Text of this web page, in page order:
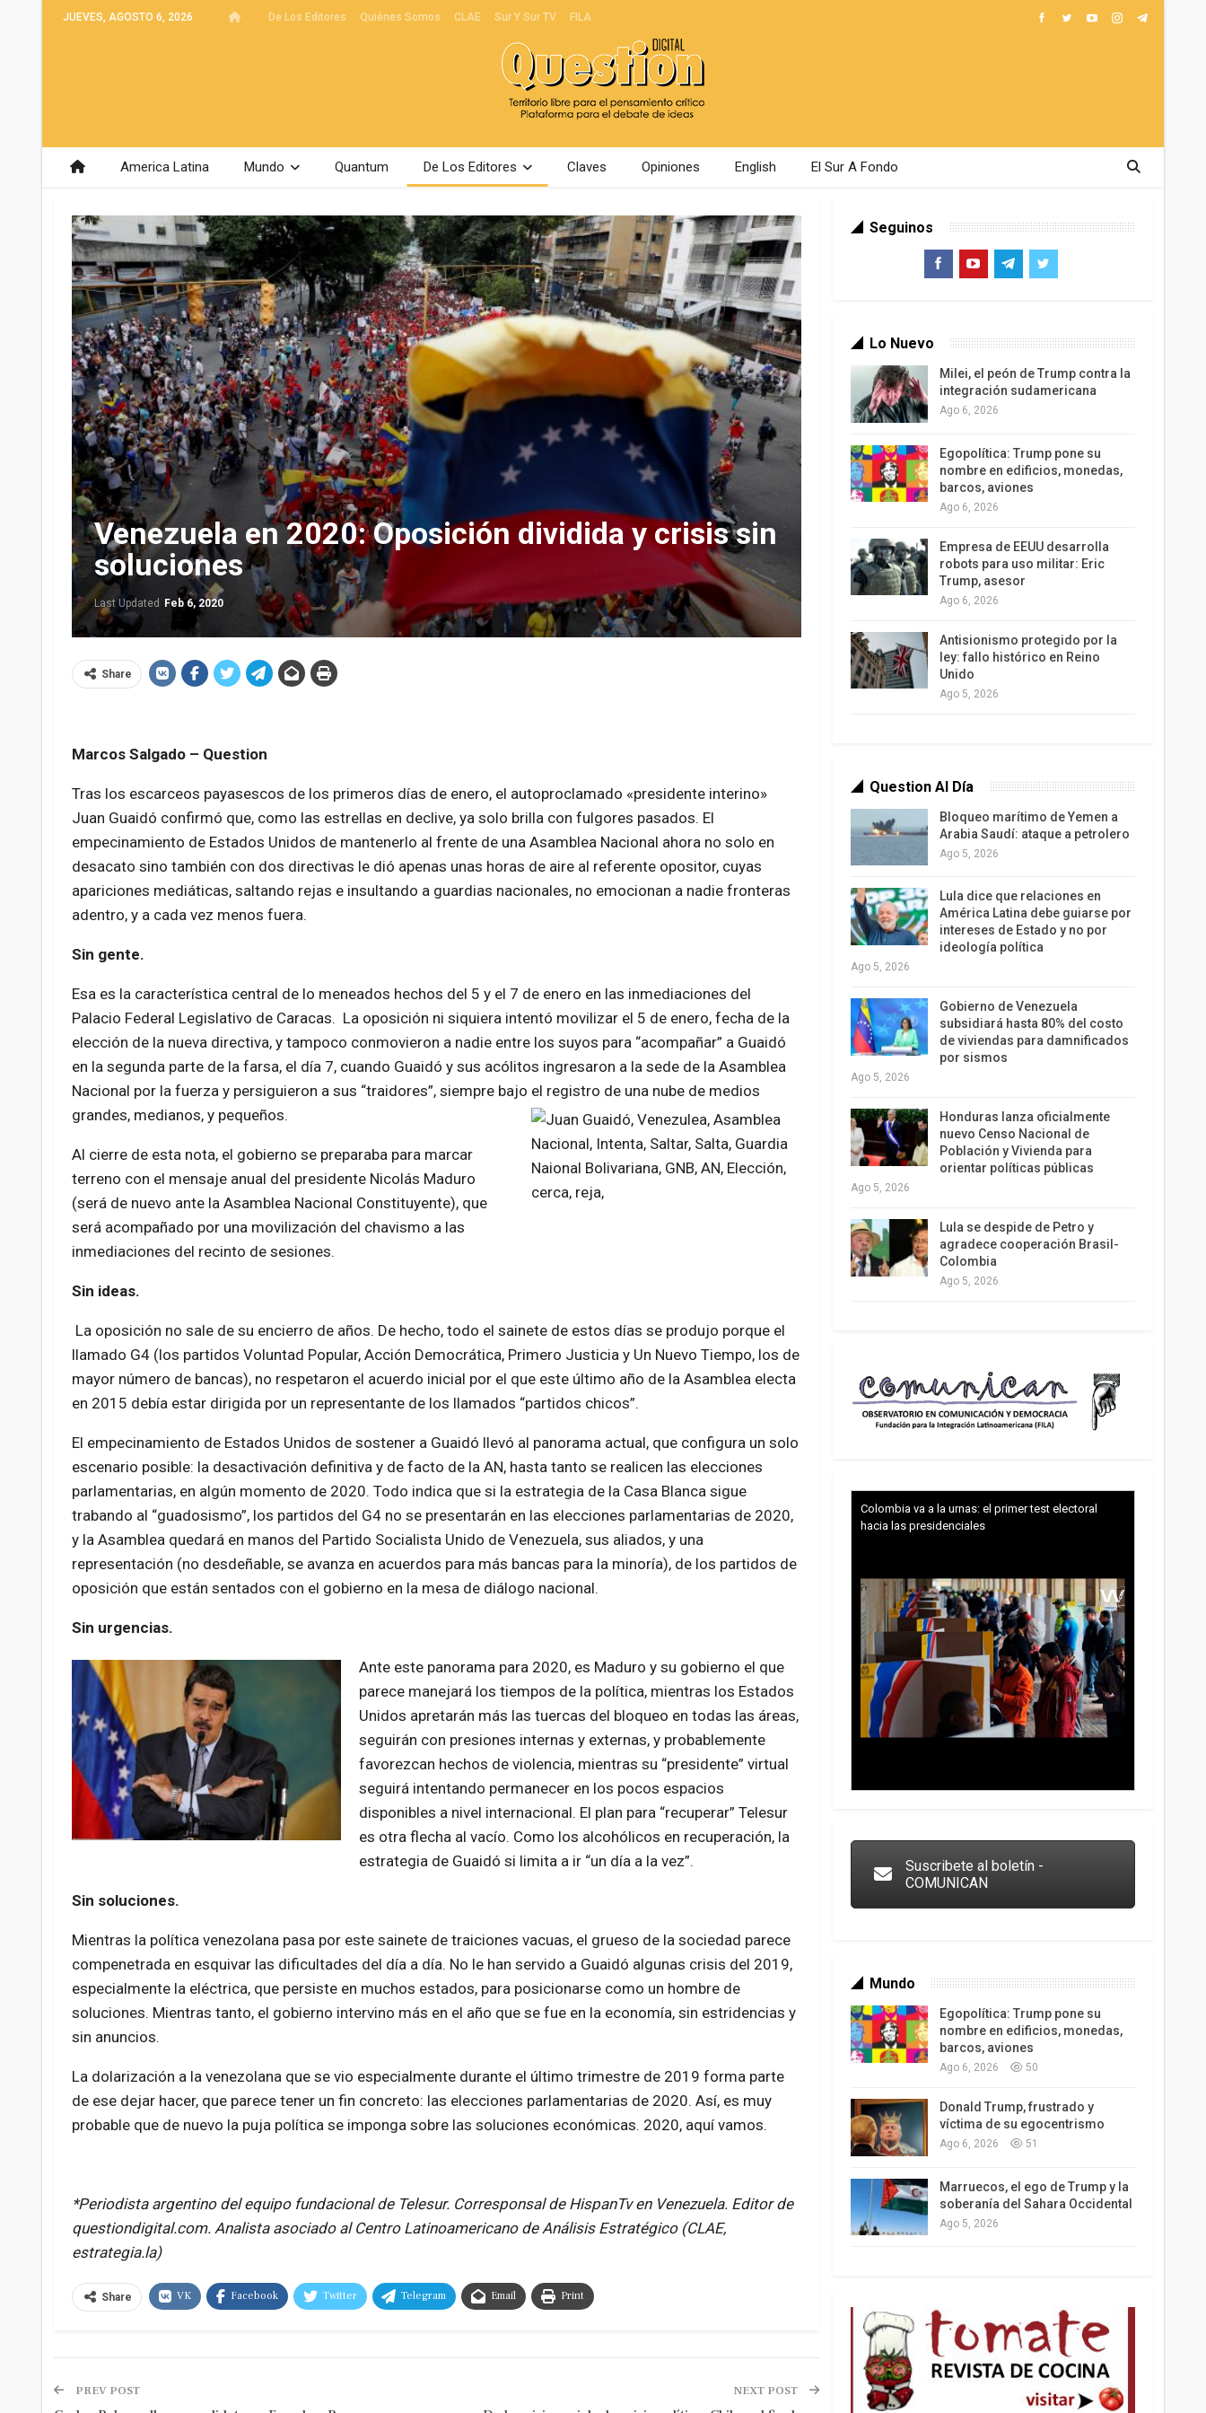
JUEVES, AGOSTO 6, 2026 De Los Editores Quiénes Somos CLAE Sur Y Sur TV FILA
America Latina Mundo Quantum De Los Editores Claves Opiniones English El Sur A Fondo
Venezuela en 2020: Oposición dividida y crisis sin
soluciones
Last Updated Feb 6, 2020
Share
Marcos Salgado – Question
Tras los escarceos payasescos de los primeros días de enero, el autoproclamado «presidente interino»
Juan Guaidó confirmó que, como las estrellas en declive, ya solo brilla con fulgores pasados. El
empecinamiento de Estados Unidos de mantenerlo al frente de una Asamblea Nacional ahora no solo en
desacato sino también con dos directivas le dió apenas unas horas de aire al referente opositor, cuyas
apariciones mediáticas, saltando rejas e insultando a guardias nacionales, no emocionan a nadie fronteras
adentro, y a cada vez menos fuera.
Sin gente.
Esa es la característica central de lo meneados hechos del 5 y el 7 de enero en las inmediaciones del
Palacio Federal Legislativo de Caracas. La oposición ni siquiera intentó movilizar el 5 de enero, fecha de la
elección de la nueva directiva, y tampoco conmovieron a nadie entre los suyos para “acompañar” a Guaidó
en la segunda parte de la farsa, el día 7, cuando Guaidó y sus acólitos ingresaron a la sede de la Asamblea
Nacional por la fuerza y persiguieron a sus “traidores”, siempre bajo el registro de una nube de medios
grandes, medianos, y pequeños.
Al cierre de esta nota, el gobierno se preparaba para marcar
terreno con el mensaje anual del presidente Nicolás Maduro
(será de nuevo ante la Asamblea Nacional Constituyente), que
será acompañado por una movilización del chavismo a las
inmediaciones del recinto de sesiones.
Sin ideas.
La oposición no sale de su encierro de años. De hecho, todo el sainete de estos días se produjo porque el
llamado G4 (los partidos Voluntad Popular, Acción Democrática, Primero Justicia y Un Nuevo Tiempo, los de
mayor número de bancas), no respetaron el acuerdo inicial por el que este último año de la Asamblea electa
en 2015 debía estar dirigida por un representante de los llamados “partidos chicos”.
El empecinamiento de Estados Unidos de sostener a Guaidó llevó al panorama actual, que configura un solo
escenario posible: la desactivación definitiva y de facto de la AN, hasta tanto se realicen las elecciones
parlamentarias, en algún momento de 2020. Todo indica que si la estrategia de la Casa Blanca sigue
trabando al “guadosismo”, los partidos del G4 no se presentarán en las elecciones parlamentarias de 2020,
y la Asamblea quedará en manos del Partido Socialista Unido de Venezuela, sus aliados, y una
representación (no desdeñable, se avanza en acuerdos para más bancas para la minoría), de los partidos de
oposición que están sentados con el gobierno en la mesa de diálogo nacional.
Sin urgencias.
Ante este panorama para 2020, es Maduro y su gobierno el que
parece manejará los tiempos de la política, mientras los Estados
Unidos apretarán más las tuercas del bloqueo en todas las áreas,
seguirán con presiones internas y externas, y probablemente
favorezcan hechos de violencia, mientras su “presidente” virtual
seguirá intentando permanecer en los pocos espacios
disponibles a nivel internacional. El plan para “recuperar” Telesur
es otra flecha al vacío. Como los alcohólicos en recuperación, la
estrategia de Guaidó si limita a ir “un día a la vez”.
Sin soluciones.
Mientras la política venezolana pasa por este sainete de traiciones vacuas, el grueso de la sociedad parece
compenetrada en esquivar las dificultades del día a día. No le han servido a Guaidó algunas crisis del 2019,
especialmente la eléctrica, que persiste en muchos estados, para posicionarse como un hombre de
soluciones. Mientras tanto, el gobierno intervino más en el año que se fue en la economía, sin estridencias y
sin anuncios.
La dolarización a la venezolana que se vio especialmente durante el último trimestre de 2019 forma parte
de ese dejar hacer, que parece tener un fin concreto: las elecciones parlamentarias de 2020. Así, es muy
probable que de nuevo la puja política se imponga sobre las soluciones económicas. 2020, aquí vamos.
*Periodista argentino del equipo fundacional de Telesur. Corresponsal de HispanTv en Venezuela. Editor de
questiondigital.com. Analista asociado al Centro Latinoamericano de Análisis Estratégico (CLAE,
estrategia.la)
Share VK Facebook Twitter Telegram Email Print
PREV POST NEXT POST
Seguinos
Lo Nuevo
Milei, el peón de Trump contra la
integración sudamericana
Ago 6, 2026
Egopolítica: Trump pone su
nombre en edificios, monedas,
barcos, aviones
Ago 6, 2026
Empresa de EEUU desarrolla
robots para uso militar: Eric
Trump, asesor
Ago 6, 2026
Antisionismo protegido por la
ley: fallo histórico en Reino
Unido
Ago 5, 2026
Question Al Día
Bloqueo marítimo de Yemen a
Arabia Saudí: ataque a petrolero
Ago 5, 2026
Lula dice que relaciones en
América Latina debe guiarse por
intereses de Estado y no por
ideología política
Ago 5, 2026
Gobierno de Venezuela
subsidiará hasta 80% del costo
de viviendas para damnificados
por sismos
Ago 5, 2026
Honduras lanza oficialmente
nuevo Censo Nacional de
Población y Vivienda para
orientar políticas públicas
Ago 5, 2026
Lula se despide de Petro y
agradece cooperación Brasil-
Colombia
Ago 5, 2026
Colombia va a la urnas: el primer test electoral
hacia las presidenciales
Suscribete al boletín -
COMUNICAN
Mundo
Egopolítica: Trump pone su
nombre en edificios, monedas,
barcos, aviones
Ago 6, 2026 50
Donald Trump, frustrado y
víctima de su egocentrismo
Ago 6, 2026 51
Marruecos, el ego de Trump y la
soberanía del Sahara Occidental
Ago 5, 2026